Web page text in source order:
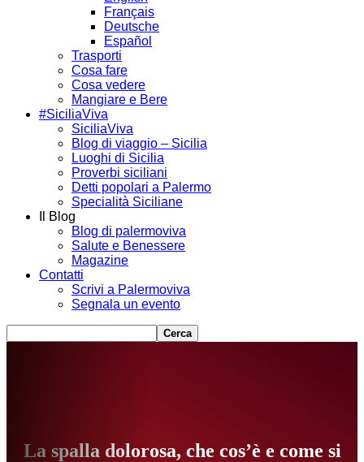
Français
Deutsche
Español
Trasporti
Cosa fare
Cosa vedere
Mangiare e Bere
#SiciliaViva
SiciliaViva
Blog di viaggio – Sicilia
Luoghi di Sicilia
Proverbi siciliani
Detti popolari a Palermo
Specialità Siciliane
Il Blog
Blog di palermoviva
Salute e Benessere
Magazine
Contatti
Scrivi a Palermoviva
Segnala un evento
La spalla dolorosa, che cos’è e come si